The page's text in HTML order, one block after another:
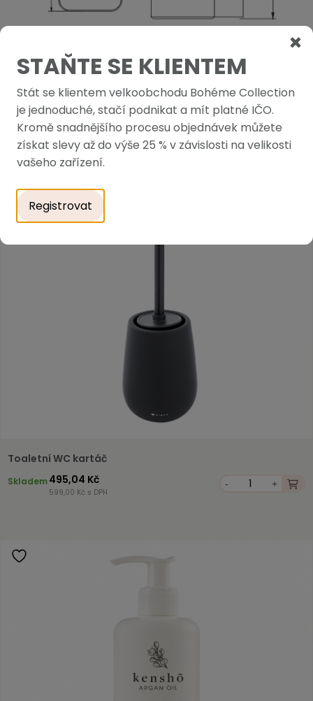
PODOBNÉ PRODUKTY
Toaletní WC kartáč
Skladem495,04 Kč
599,00 Kč s DPH
- +
STAŇTE SE KLIENTEM
Stát se klientem velkoobchodu Bohéme Collection
je jednoduché, stačí podnikat a mít platné IČO.
Kromě snadnějšího procesu objednávek můžete
získat slevy až do výše 25 % v závislosti na velikosti
vašeho zařízení.
Registrovat